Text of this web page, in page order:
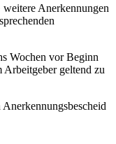
Anerkennungen
Wochen vor Beginn
Arbeitgeber geltend zu